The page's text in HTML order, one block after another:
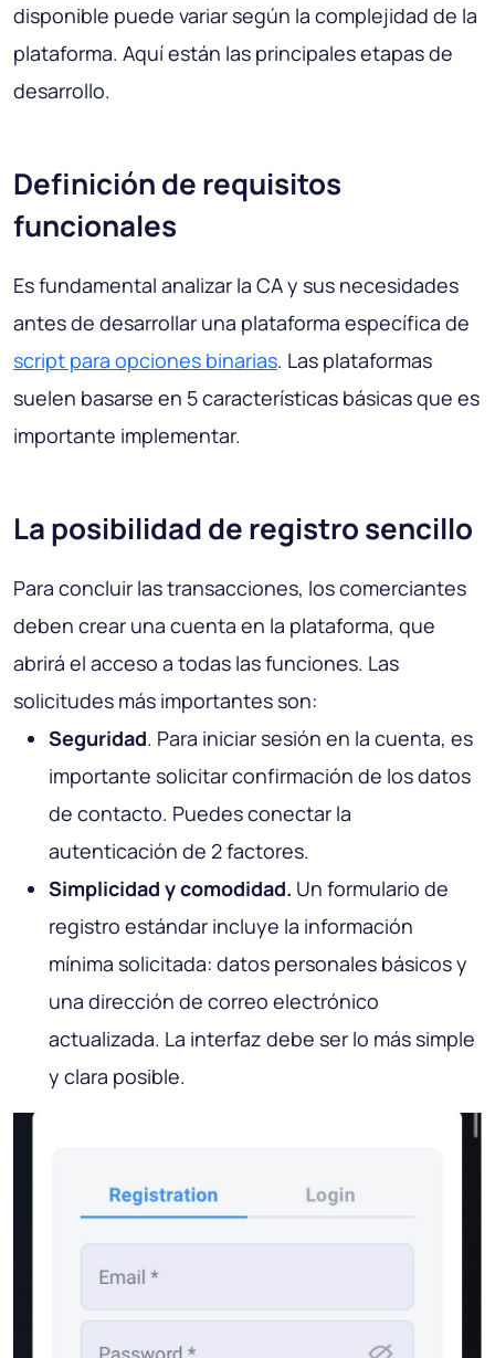
disponible puede variar según la complejidad de la
plataforma. Aquí están las principales etapas de
desarrollo.
Definición de requisitos
funcionales
Es fundamental analizar la CA y sus necesidades
antes de desarrollar una plataforma específica de
script para opciones binarias. Las plataformas
suelen basarse en 5 características básicas que es
importante implementar.
La posibilidad de registro sencillo
Para concluir las transacciones, los comerciantes
deben crear una cuenta en la plataforma, que
abrirá el acceso a todas las funciones. Las
solicitudes más importantes son:
Seguridad. Para iniciar sesión en la cuenta, es
importante solicitar confirmación de los datos
de contacto. Puedes conectar la
autenticación de 2 factores.
Simplicidad y comodidad. Un formulario de
registro estándar incluye la información
mínima solicitada: datos personales básicos y
una dirección de correo electrónico
actualizada. La interfaz debe ser lo más simple
y clara posible.